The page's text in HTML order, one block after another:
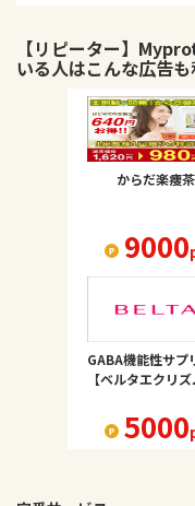
【リピーター】
いる人はこんな広告
からだ楽痩茶
9000
GABA機能性サプ
【ベルタエクリズ
5000